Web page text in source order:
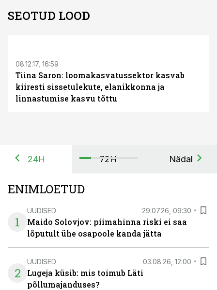
SEOTUD LOOD
08.12.17, 16:59
Tiina Saron: loomakasvatussektor kasvab
kiiresti sissetulekute, elanikkonna ja
linnastumise kasvu tõttu
24H 72H Nädal
ENIMLOETUD
1
UUDISED 29.07.26, 09:30
Maido Solovjov: piimahinna riski ei saa
lõputult ühe osapoole kanda jätta
2
UUDISED 03.08.26, 12:00
Lugeja küsib: mis toimub Läti
põllumajanduses?